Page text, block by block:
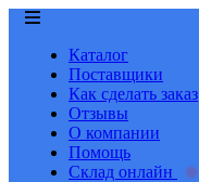
Каталог
Поставщики
Как сделать заказ
Отзывы
О компании
Помощь
Склад онлайн